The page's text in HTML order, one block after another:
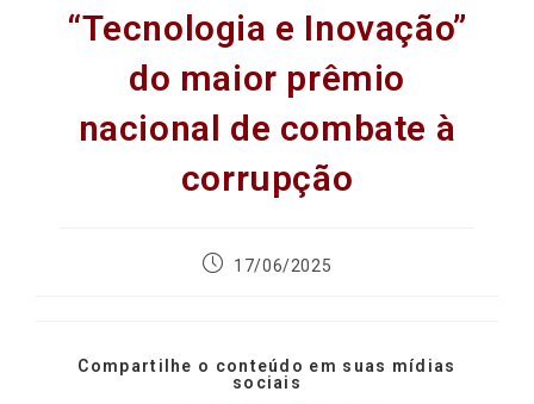
“Tecnologia e Inovação”
do maior prêmio
nacional de combate à
corrupção
17/06/2025
Compartilhe o conteúdo em suas mídias
sociais